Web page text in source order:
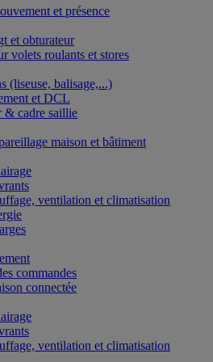
et présence
et obturateur
volets roulants et stores
(liseuse, balisage,...)
et DCL
& cadre saillie
maison et bâtiment
ventilation et climatisation
commandes
connectée
ventilation et climatisation